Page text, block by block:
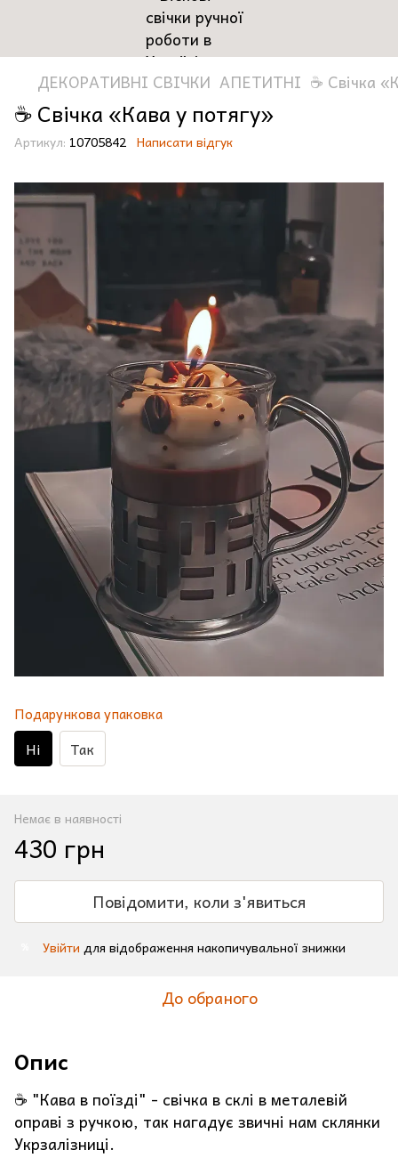
ДЕКОРАТИВНІ СВІЧКИ АПЕТИТНІ ☕️ Свічка
☕️ Свічка «Кава у потягу»
Артикул: 10705842 Написати відгук
Подарункова упаковка
Ні Так
Немає в наявності
430 грн
Повідомити, коли з'явиться
Увійти для відображення накопичувальної знижки
До обраного
Опис
☕️ "Кава в поїзді" - свічка в склі в металевій
оправі з ручкою, так нагадує звичні нам склянки
Укрзалізниці.